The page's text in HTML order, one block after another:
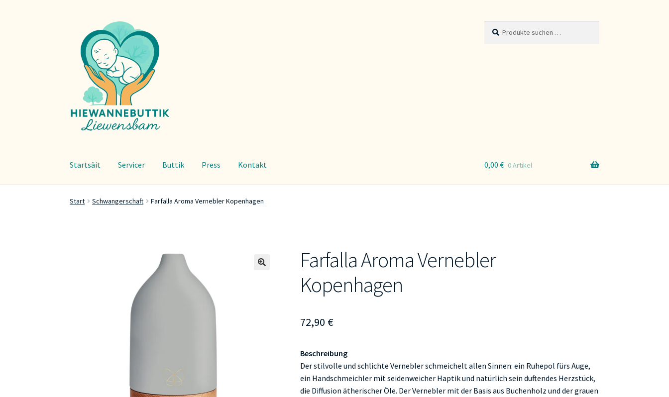
Navigation
springen
Inhalt
springen
nach:
Startsäit Servicer Buttik Press Kontakt 0,00 € 0 Artikel
Start Schwangerschaft Farfalla Aroma Vernebler Kopenhagen
Farfalla Aroma Vernebler
Kopenhagen
72,90 €
Beschreibung
Der stilvolle und schlichte Vernebler schmeichelt allen Sinnen: ein Ruhepol fürs Auge,
ein Handschmeichler mit seidenweicher Haptik und natürlich sein duftendes Herzstück,
die Diffusion ätherischer Öle. Der Vernebler mit der Basis aus Buchenholz und der grauen